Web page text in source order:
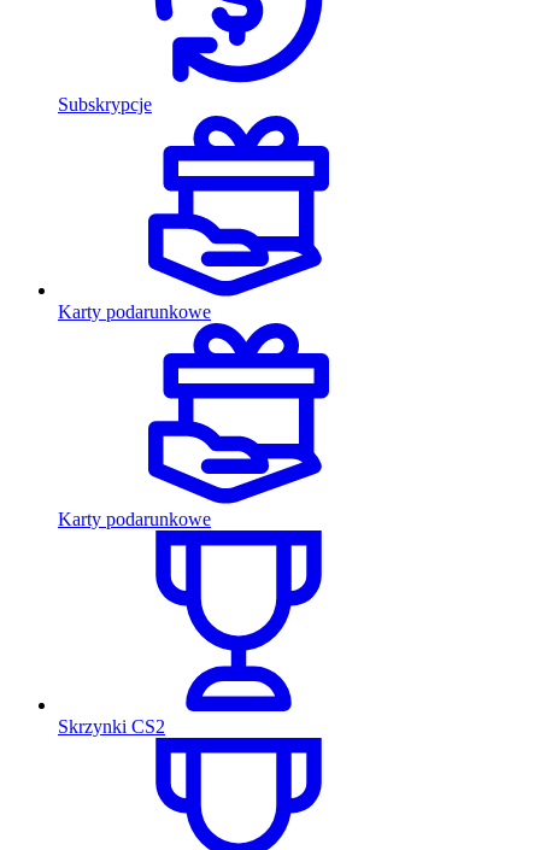
Subskrypcje
Karty podarunkowe
Karty podarunkowe
Skrzynki CS2